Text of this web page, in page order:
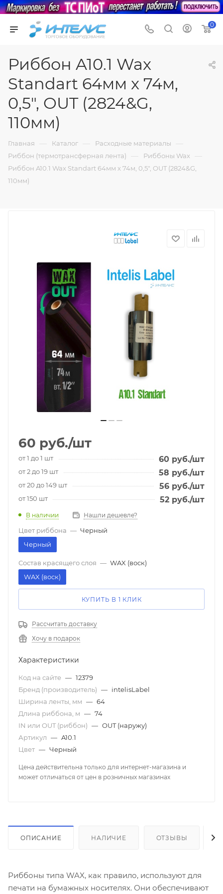
0
Риббон A10.1 Wax
Standart 64мм x 74м,
0,5", OUT (2824&G,
110мм)
Главная — Каталог — Расходные материалы —
Риббон (термотрансферная лента) — Риббоны Wax —
Риббон A10.1 Wax Standart 64мм x 74м, 0,5", OUT (2824&G,
110мм)
60 руб./шт
от 1 до 1 шт 60 руб./шт
от 2 до 19 шт 58 руб./шт
от 20 до 149 шт 56 руб./шт
от 150 шт 52 руб./шт
В наличии Нашли дешевле?
Цвет риббона — Черный
Черный
Состав красящего слоя — WAX (воск)
WAX (воск)
КУПИТЬ В 1 КЛИК
Рассчитать доставку
Хочу в подарок
Характеристики
Код на сайте — 12379
Бренд (производитель) — intelisLabel
Ширина ленты, мм — 64
Длина риббона, м — 74
IN или OUT (риббон) — OUT (наружу)
Артикул — A10.1
Цвет — Черный
Цена действительна только для интернет-магазина и
может отличаться от цен в розничных магазинах
ОПИСАНИЕ НАЛИЧИЕ ОТЗЫВЫ
Риббоны типа WAX, как правило, используют для
печати на бумажных носителях. Они обеспечивают